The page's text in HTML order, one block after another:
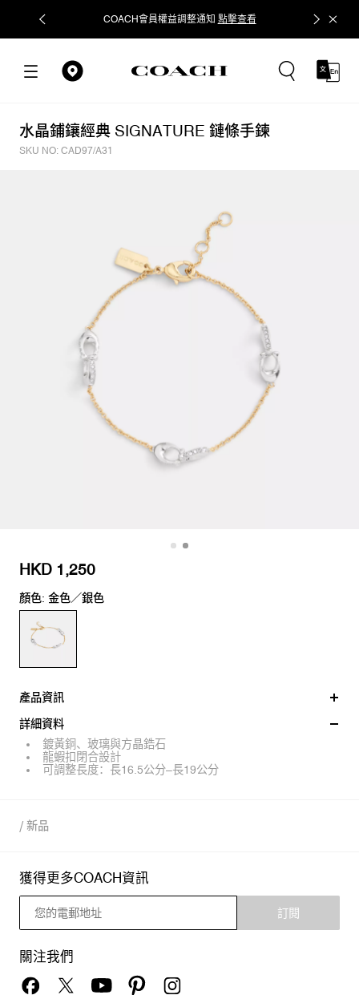
COACH會員權益調整通知 點擊查看 立即追蹤
水晶鋪鑲經典 SIGNATURE 鏈條手鍊
SKU NO: CAD97/A31
HKD 1,250
顏色: 金色／銀色
產品資訊
詳細資料
鍍黃銅、玻璃與方晶鋯石
龍蝦扣閉合設計
可調整長度：長16.5公分–長19公分
/ 新品
獲得更多COACH資訊
訂閱
關注我們